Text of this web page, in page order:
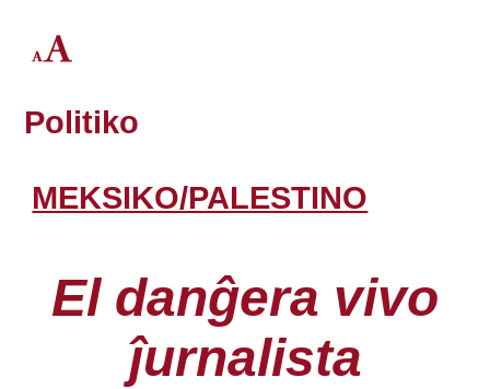
Politiko
MEKSIKO/PALESTINO
El danĝera vivo
ĵurnalista